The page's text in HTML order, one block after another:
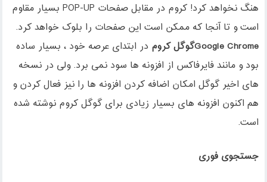
هنگ نخواهد کرد! کروم در مقابل صفحات POP-UP بسیار مقاوم
است و تا آنجا که ممکن است این صفحات را بلوک خواهد کرد.
Google Chromeگوگل کروم
در ابتدای عرصه خود ، بسیار ساده
بود و مانند فایرفاکس از افزونه ها سود نمی برد. ولی در نسخه
های اخیر گوگل امکان اضافه کردن افزونه ها را نیز فعال کردن و
هم اکنون افزونه های بسیار زیادی برای گوگل کروم نوشته شده
است.
جستجوی فوری